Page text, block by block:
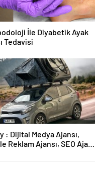
İle Diyabetik Ayak
Tedavisi
Reklam Ajansı, SEO Ajansı